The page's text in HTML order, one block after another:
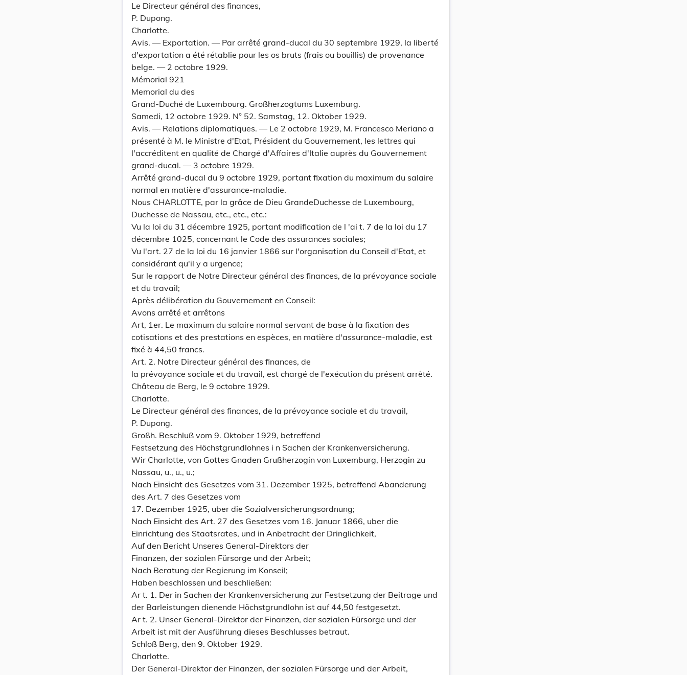
Le Directeur général des finances,
P. Dupong.
Charlotte.
Avis. — Exportation. — Par arrêté grand-ducal du 30 septembre 1929, la liberté
d'exportation a été rétablie pour les os bruts (frais ou bouillis) de provenance
belge. — 2 octobre 1929.
Mémorial 921
Memorial du des
Grand-Duché de Luxembourg. Großherzogtums Luxemburg.
Samedi, 12 octobre 1929. N° 52. Samstag, 12. Oktober 1929.
Avis. — Relations diplomatiques. — Le 2 octobre 1929, M. Francesco Meriano a
présenté à M. le Ministre d'Etat, Président du Gouvernement, les lettres qui
l'accréditent en qualité de Chargé d'Affaires d'Italie auprès du Gouvernement
grand-ducal. — 3 octobre 1929.
Arrêté grand-ducal du 9 octobre 1929, portant fixation du maximum du salaire
normal en matière d'assurance-maladie.
Nous CHARLOTTE, par la grâce de Dieu GrandeDuchesse de Luxembourg,
Duchesse de Nassau, etc., etc., etc.:
Vu la loi du 31 décembre 1925, portant modification de l 'ai t. 7 de la loi du 17
décembre 1025, concernant le Code des assurances sociales;
Vu l'art. 27 de la loi du 16 janvier 1866 sur l'organisation du Conseil d'Etat, et
considérant qu'il y a urgence;
Sur le rapport de Notre Directeur général des finances, de la prévoyance sociale
et du travail;
Après délibération du Gouvernement en Conseil:
Avons arrêté et arrêtons
Art, 1er. Le maximum du salaire normal servant de base à la fixation des
cotisations et des prestations en espèces, en matière d'assurance-maladie, est
fixé à 44,50 francs.
Art. 2. Notre Directeur général des finances, de
la prévoyance sociale et du travail, est chargé de l'exécution du présent arrêté.
Château de Berg, le 9 octobre 1929.
Charlotte.
Le Directeur général des finances, de la prévoyance sociale et du travail,
P. Dupong.
Großh. Beschluß vom 9. Oktober 1929, betreffend
Festsetzung des Höchstgrundlohnes i n Sachen der Krankenversicherung.
Wir Charlotte, von Gottes Gnaden Grußherzogin von Luxemburg, Herzogin zu
Nassau, u., u., u.;
Nach Einsicht des Gesetzes vom 31. Dezember 1925, betreffend Abanderung
des Art. 7 des Gesetzes vom
17. Dezember 1925, uber die Sozialversicherungsordnung;
Nach Einsicht des Art. 27 des Gesetzes vom 16. Januar 1866, uber die
Einrichtung des Staatsrates, und in Anbetracht der Dringlichkeit,
Auf den Bericht Unseres General-Direktors der
Finanzen, der sozialen Fürsorge und der Arbeit;
Nach Beratung der Regierung im Konseil;
Haben beschlossen und beschließen:
Ar t. 1. Der in Sachen der Krankenversicherung zur Festsetzung der Beitrage und
der Barleistungen dienende Höchstgrundlohn ist auf 44,50 festgesetzt.
Ar t. 2. Unser General-Direktor der Finanzen, der sozialen Fürsorge und der
Arbeit ist mit der Ausführung dieses Beschlusses betraut.
Schloß Berg, den 9. Oktober 1929.
Charlotte.
Der General-Direktor der Finanzen, der sozialen Fürsorge und der Arbeit,